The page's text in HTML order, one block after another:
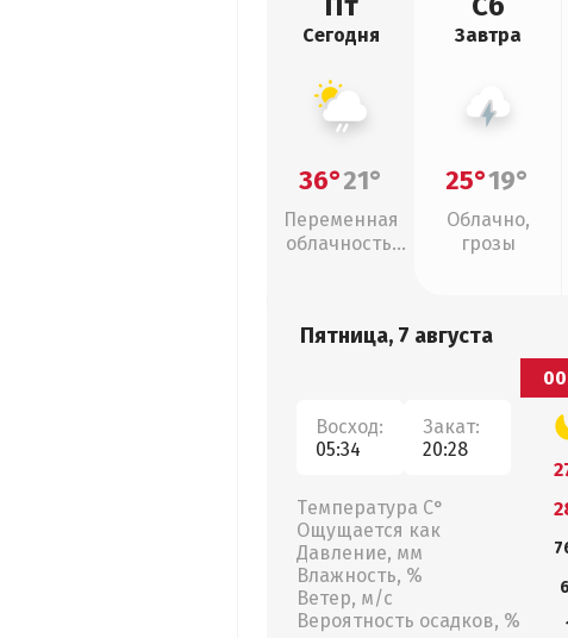
Сегодня
36°21°
Переменная
облачность,
Завтра
25°19°
Облачно,
грозы
Пятница, 7 августа
Восход:
05:34
Закат:
20:28
Температура С°
Ощущается как
Давление, мм
Влажность, %
Ветер, м/с
Вероятность осадков, %